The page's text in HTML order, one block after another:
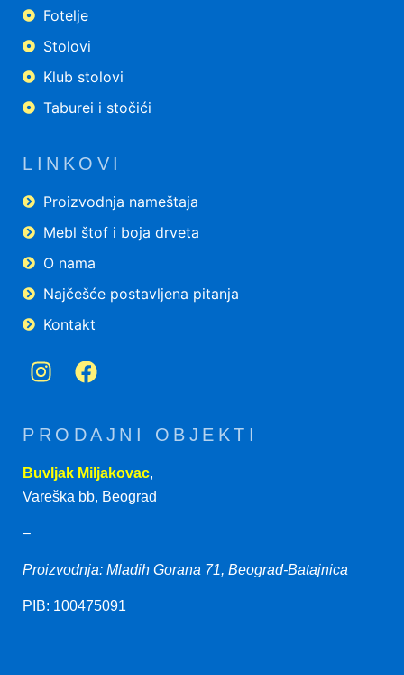
Fotelje
Stolovi
Klub stolovi
Taburei i stočići
LINKOVI
Proizvodnja nameštaja
Mebl štof i boja drveta
O nama
Najčešće postavljena pitanja
Kontakt
PRODAJNI OBJEKTI
Buvljak Miljakovac,
Vareška bb, Beograd
–
Proizvodnja: Mladih Gorana 71, Beograd-Batajnica
PIB: 100475091